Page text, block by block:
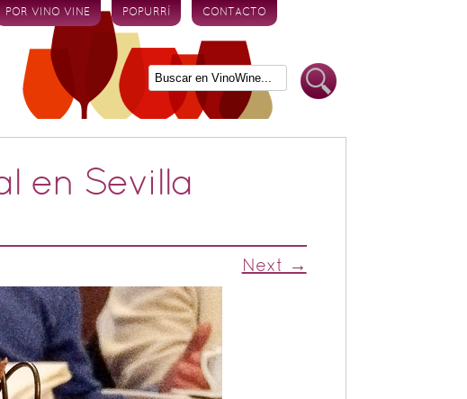
POR VINO VINE POPURRÍ CONTACTO
en Sevilla
Next →